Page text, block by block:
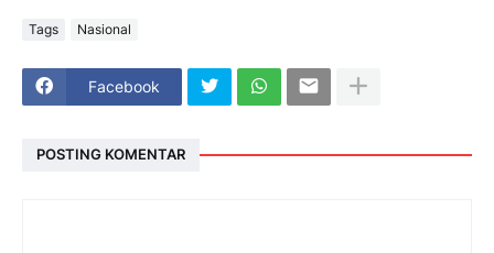
Tags Nasional
Facebook
POSTING KOMENTAR